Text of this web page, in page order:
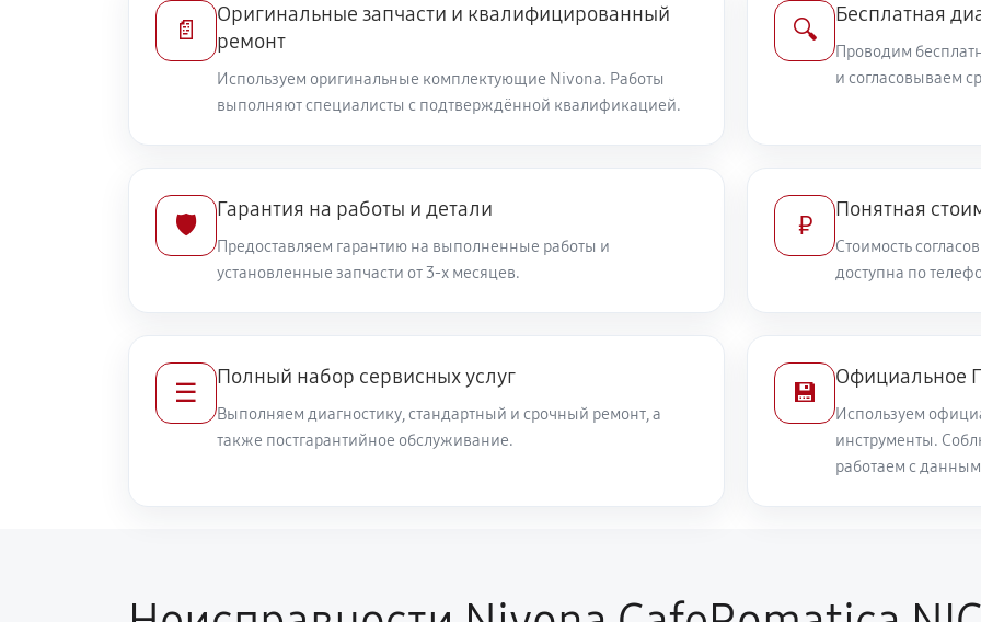
📄
Оригинальные запчасти и квалифицированный
ремонт
Используем оригинальные комплектующие Nivona. Работы
выполняют специалисты с подтверждённой квалификацией.
🔍
Бесплатная
Проводим
и согласовываем
🛡️
Гарантия на работы и детали
Предоставляем гарантию на выполненные работы и
установленные запчасти от 3-х месяцев.
₽
Понятная
Стоимость
доступна по
☰
Полный набор сервисных услуг
Выполняем диагностику, стандартный и срочный ремонт, а
также постгарантийное обслуживание.
💾
Официальное
Используем
инструменты.
работаем с